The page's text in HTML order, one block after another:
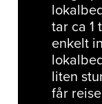
tar ca 1
enkelt
liten
får